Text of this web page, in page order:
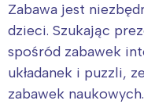
Zabawa jest
dzieci. Szukając
spośród zabawek
układanek i puzzli,
zabawek naukowych.